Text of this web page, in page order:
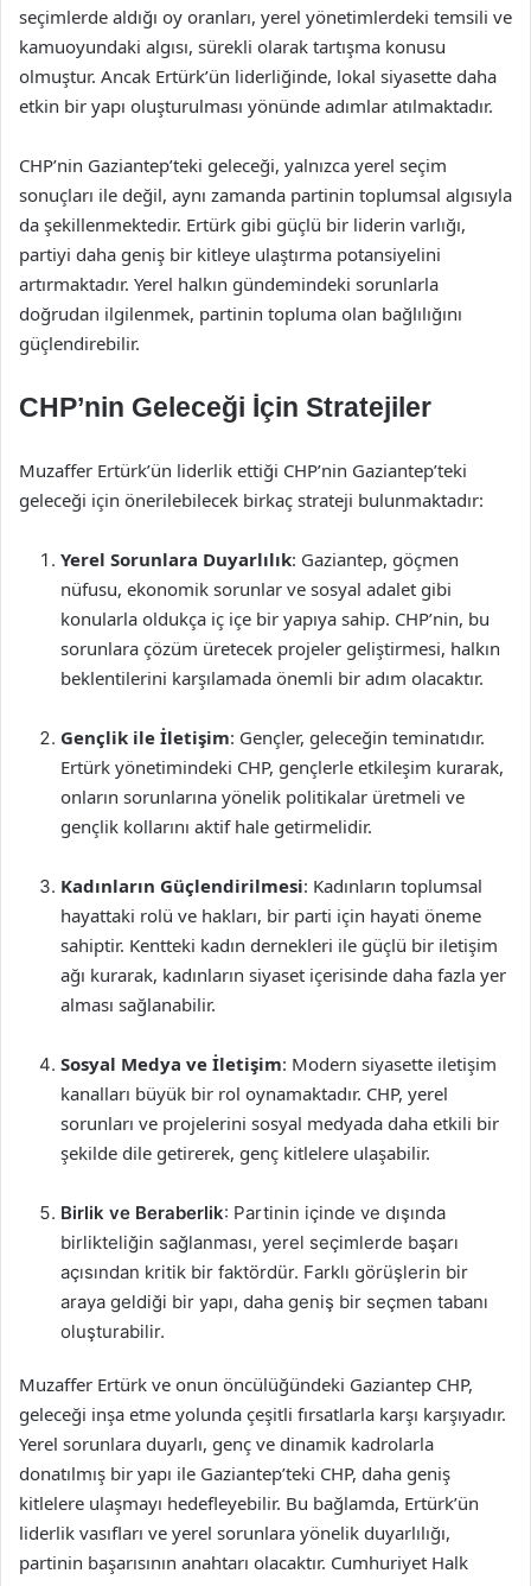
seçimlerde aldığı oy oranları, yerel yönetimlerdeki temsili ve
kamuoyundaki algısı, sürekli olarak tartışma konusu
olmuştur. Ancak Ertürk’ün liderliğinde, lokal siyasette daha
etkin bir yapı oluşturulması yönünde adımlar atılmaktadır.
CHP’nin Gaziantep’teki geleceği, yalnızca yerel seçim
sonuçları ile değil, aynı zamanda partinin toplumsal algısıyla
da şekillenmektedir. Ertürk gibi güçlü bir liderin varlığı,
partiyi daha geniş bir kitleye ulaştırma potansiyelini
artırmaktadır. Yerel halkın gündemindeki sorunlarla
doğrudan ilgilenmek, partinin topluma olan bağlılığını
güçlendirebilir.
CHP’nin Geleceği İçin Stratejiler
Muzaffer Ertürk’ün liderlik ettiği CHP’nin Gaziantep’teki
geleceği için önerilebilecek birkaç strateji bulunmaktadır:
Yerel Sorunlara Duyarlılık: Gaziantep, göçmen
nüfusu, ekonomik sorunlar ve sosyal adalet gibi
konularla oldukça iç içe bir yapıya sahip. CHP’nin, bu
sorunlara çözüm üretecek projeler geliştirmesi, halkın
beklentilerini karşılamada önemli bir adım olacaktır.
Gençlik ile İletişim: Gençler, geleceğin teminatıdır.
Ertürk yönetimindeki CHP, gençlerle etkileşim kurarak,
onların sorunlarına yönelik politikalar üretmeli ve
gençlik kollarını aktif hale getirmelidir.
Kadınların Güçlendirilmesi: Kadınların toplumsal
hayattaki rolü ve hakları, bir parti için hayati öneme
sahiptir. Kentteki kadın dernekleri ile güçlü bir iletişim
ağı kurarak, kadınların siyaset içerisinde daha fazla yer
alması sağlanabilir.
Sosyal Medya ve İletişim: Modern siyasette iletişim
kanalları büyük bir rol oynamaktadır. CHP, yerel
sorunları ve projelerini sosyal medyada daha etkili bir
şekilde dile getirerek, genç kitlelere ulaşabilir.
Birlik ve Beraberlik: Partinin içinde ve dışında
birlikteliğin sağlanması, yerel seçimlerde başarı
açısından kritik bir faktördür. Farklı görüşlerin bir
araya geldiği bir yapı, daha geniş bir seçmen tabanı
oluşturabilir.
Muzaffer Ertürk ve onun öncülüğündeki Gaziantep CHP,
geleceği inşa etme yolunda çeşitli fırsatlarla karşı karşıyadır.
Yerel sorunlara duyarlı, genç ve dinamik kadrolarla
donatılmış bir yapı ile Gaziantep’teki CHP, daha geniş
kitlelere ulaşmayı hedefleyebilir. Bu bağlamda, Ertürk’ün
liderlik vasıfları ve yerel sorunlara yönelik duyarlılığı,
partinin başarısının anahtarı olacaktır. Cumhuriyet Halk